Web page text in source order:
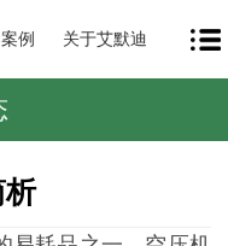
案例 关于艾默迪